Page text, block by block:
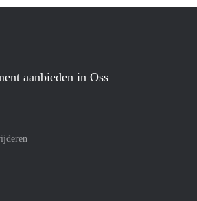
aanbieden in Oss
Meastro